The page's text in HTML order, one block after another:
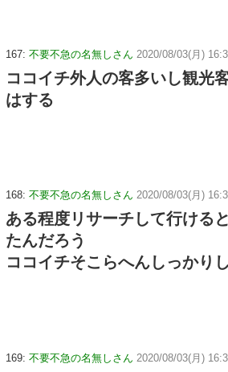
167: 不要不急の名無しさん 2020/08/03(月)
ココイチ外人の客多いし観光
はする
168: 不要不急の名無しさん 2020/08/03(月)
ある程度リサーチして行ける
たんだろう
ココイチそこらへんしっかり
169: 不要不急の名無しさん 2020/08/03(月)